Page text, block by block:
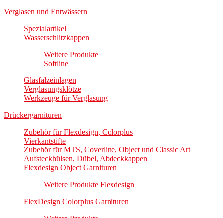
Verglasen und Entwässern
Spezialartikel
Wasserschlitzkappen
Weitere Produkte
Softline
Glasfalzeinlagen
Verglasungsklötze
Werkzeuge für Verglasung
Drückergarnituren
Zubehör für Flexdesign, Colorplus
Vierkantstifte
Zubehör für MTS, Coverline, Object und Classic Art
Aufsteckhülsen, Dübel, Abdeckkappen
Flexdesign Object Garnituren
Weitere Produkte Flexdesign
FlexDesign Colorplus Garnituren